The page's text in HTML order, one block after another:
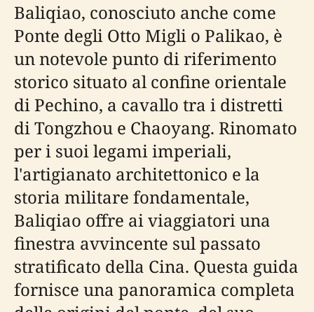
Baliqiao, conosciuto anche come
Ponte degli Otto Migli o Palikao, è
un notevole punto di riferimento
storico situato al confine orientale
di Pechino, a cavallo tra i distretti
di Tongzhou e Chaoyang. Rinomato
per i suoi legami imperiali,
l'artigianato architettonico e la
storia militare fondamentale,
Baliqiao offre ai viaggiatori una
finestra avvincente sul passato
stratificato della Cina. Questa guida
fornisce una panoramica completa